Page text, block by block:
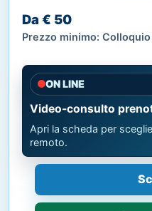
Da € 50
Prezzo minimo:
ON LINE
Video-consulto
Apri la scheda per
remoto.